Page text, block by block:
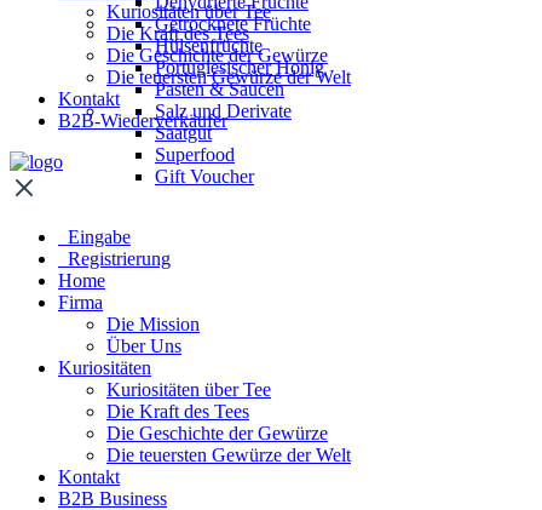
Getrocknete Früchte
Hülsenfrüchte
Portugiesischer Honig
Pasten & Saucen
Salz und Derivate
Saatgut
Superfood
Gift Voucher
Kuriositäten über Tee
Die Kraft des Tees
Die Geschichte der Gewürze
Die teuersten Gewürze der Welt
Kontakt
B2B-Wiederverkäufer
Eingabe
Registrierung
Home
Firma
Die Mission
Über Uns
Kuriositäten
Kuriositäten über Tee
Die Kraft des Tees
Die Geschichte der Gewürze
Die teuersten Gewürze der Welt
Kontakt
B2B Business